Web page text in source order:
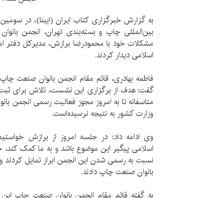
بین‌المللی چاپ و بسته‌بندی تهران، انجمن
مشکلات خود با محمودرضا برازش، مدیرکل دفتر
اسلامی دیدار کردند.
فاطمه بهادری، قائم مقام انجمن بانوان صنعت
گفت: هدف از برگزاری این نشست، تلاش برای ثبت
متاسفانه تا به امروز مجوز فعالیت رسمی انجمن
وزارت کشور به نتیجه نرسیده‌است.
وی ادامه داد: در جلسه امروز از برازش
اسلامی پیگیر این موضوع باشد و به ما کمک کند،
نسبت به رسمی شدن این انجمن ابراز تمایل
بانوان صنعت چاپ دادند.
به گفته قائم مقام انجمن بانوان صنعت چاپ